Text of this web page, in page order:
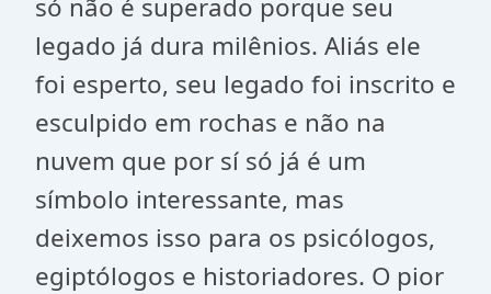
só não é superado porque seu
legado já dura milênios. Aliás ele
foi esperto, seu legado foi inscrito e
esculpido em rochas e não na
nuvem que por sí só já é um
símbolo interessante, mas
deixemos isso para os psicólogos,
egiptólogos e historiadores. O pior